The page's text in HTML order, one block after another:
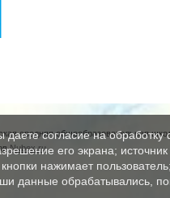
средняя общеобразовательная
Nubex.ru
даете согласие на
его экрана;
нажимает
данные обрабатывались,